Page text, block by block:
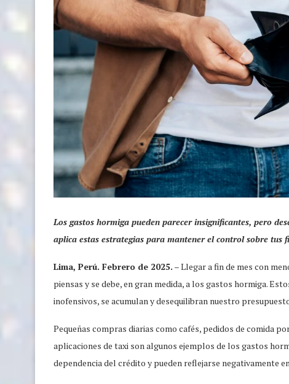
Los gastos hormiga pueden parecer insignificantes, pero
aplica estas estrategias para mantener el control sobre tus
Lima, Perú. Febrero de 2025. – Llegar a fin de mes con
piensas y se debe, en gran medida, a los gastos hormiga.
inofensivos, se acumulan y desequilibran nuestro
Pequeñas compras diarias como cafés, pedidos de comida
aplicaciones de taxi son algunos ejemplos de los gastos
dependencia del crédito y pueden reflejarse negativamente